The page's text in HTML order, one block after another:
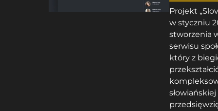
Projekt
w styczniu
stworzenia
serwisu
który z